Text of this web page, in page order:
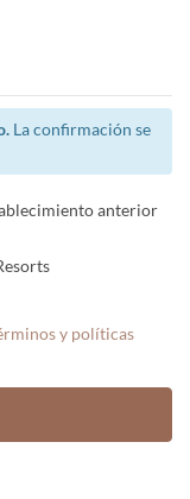
La confirmación se
anterior
y políticas